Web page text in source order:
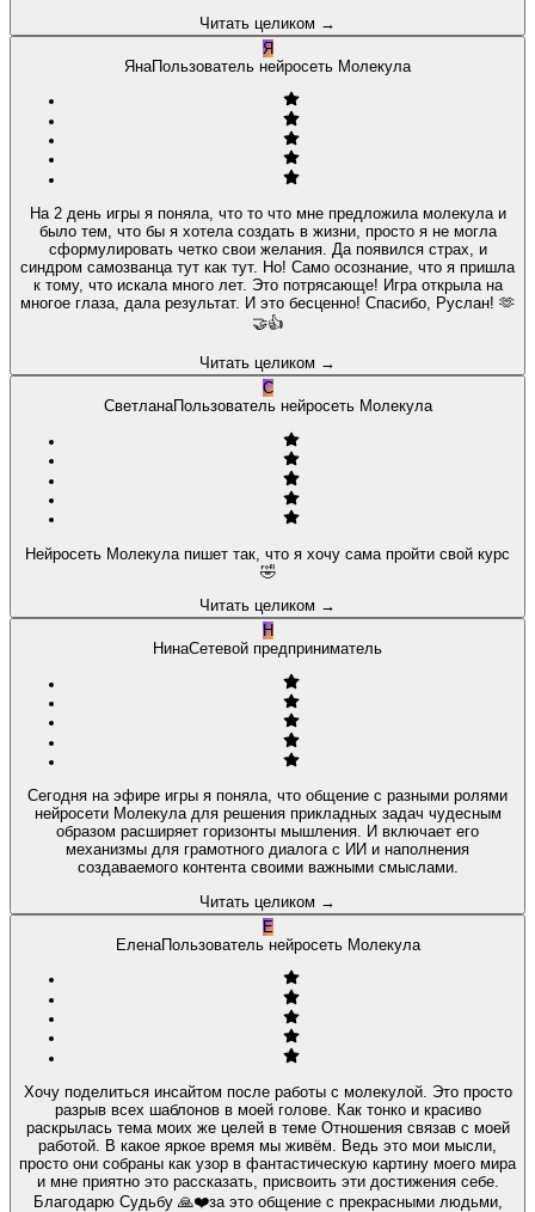
Читать целиком →
Я
ЯнаПользователь нейросеть Молекула
На 2 день игры я поняла, что то что мне предложила молекула и
было тем, что бы я хотела создать в жизни, просто я не могла
сформулировать четко свои желания. Да появился страх, и
синдром самозванца тут как тут. Но! Само осознание, что я пришла
к тому, что искала много лет. Это потрясающе! Игра открыла на
многое глаза, дала результат. И это бесценно! Спасибо, Руслан! 🫶
🤝👍
Читать целиком →
С
СветланаПользователь нейросеть Молекула
Нейросеть Молекула пишет так, что я хочу сама пройти свой курс
🤣
Читать целиком →
Н
НинаСетевой предприниматель
Сегодня на эфире игры я поняла, что общение с разными ролями
нейросети Молекула для решения прикладных задач чудесным
образом расширяет горизонты мышления. И включает его
механизмы для грамотного диалога с ИИ и наполнения
создаваемого контента своими важными смыслами.
Читать целиком →
Е
ЕленаПользователь нейросеть Молекула
Хочу поделиться инсайтом после работы с молекулой. Это просто
разрыв всех шаблонов в моей голове. Как тонко и красиво
раскрылась тема моих же целей в теме Отношения связав с моей
работой. В какое яркое время мы живём. Ведь это мои мысли,
просто они собраны как узор в фантастическую картину моего мира
и мне приятно это рассказать, присвоить эти достижения себе.
Благодарю Судьбу 🙏❤️за это общение с прекрасными людьми,